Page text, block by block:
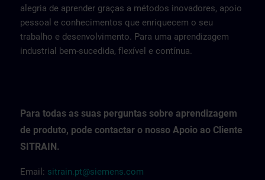
alegria de aprender graças a métodos inovadores, apoio
pessoal e conhecimentos que enriquecem o seu
trabalho e desenvolvimento. Para uma aprendizagem
industrial bem-sucedida, flexível e contínua.
Para todas as suas perguntas sobre aprendizagem
de produto, pode contactar o nosso Apoio ao Cliente
SITRAIN.
Email: sitrain.pt@siemens.com